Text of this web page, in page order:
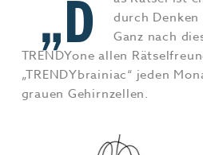
Jobs &MEHR+
„D
durch Denken
Ganz nach
TRENDYone allen
„TRENDYbrainiac“ jeden
grauen Gehirnzellen.